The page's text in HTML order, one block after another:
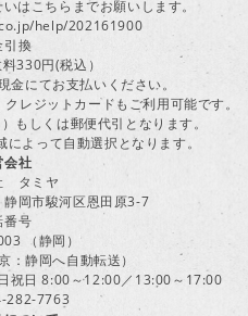
はこちらまでお願いします。
help/202161900
引換
330円(税込）
金にてお支払いください。
レジットカードもご利用可能です。
もしくは郵便代引となります。
よって自動選択となります。
会社
タミヤ
岡市駿河区恩田原3-7
番号
（静岡）
静岡へ自動転送）
祝日 8:00～12:00／13:00～17:00
282-7763